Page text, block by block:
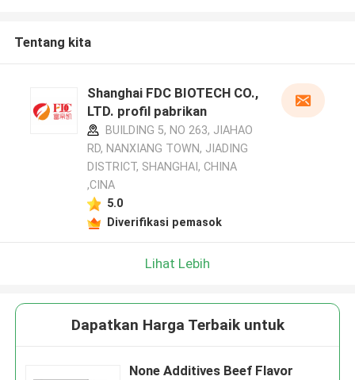
Tentang kita
Shanghai FDC BIOTECH CO.,
LTD. profil pabrikan
BUILDING 5, NO 263, JIAHAO
RD, NANXIANG TOWN, JIADING
DISTRICT, SHANGHAI, CHINA
,CINA
5.0
Diverifikasi pemasok
Lihat Lebih
Dapatkan Harga Terbaik untuk
None Additives Beef Flavor